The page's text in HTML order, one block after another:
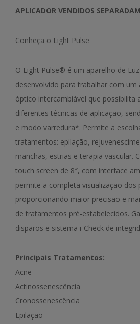
APLICADOR VENDIDOS
Conheça o Light Pulse
O Light Pulse® é um aparelho de
desenvolvido para trabalhar com um
óptico intercambiável que possibilita
diferentes técnicas de aplicação,
e modo varredura*. Permite a
tratamentos: epilação,
manchas, estrias e terapia vascular.
touch screen de 8″, com interface
permite a completa visualização dos
proporcionando maior precisão e
de tratamentos pré-estabelecidos.
disparos e sistema i-Check de
Principais Tratamentos:
Acne
Actinossenescência
Cronossenescência
Epilação